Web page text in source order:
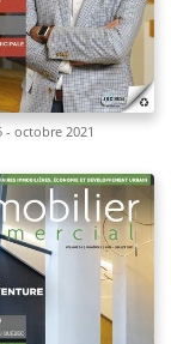
- octobre 2021